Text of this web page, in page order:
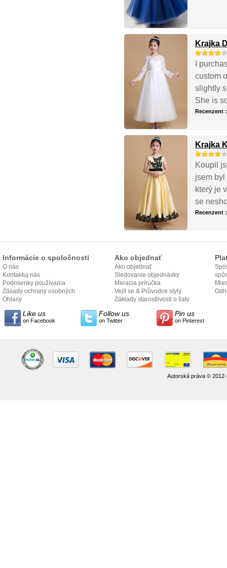
Krajka
I
custom
slightly
She is
Recenzent
Krajka
Koupil
jsem
který je
se
Recenzent
Informácie o spoločnosti
O nás
Kontaktuj nás
Podmienky používania
Zásady ochrany osobných
údajov
Ohlasy
Ako objednať
Ako objednať
Sledovanie objednávky
Meracia príručka
Vejít se & Průvodce styly
Základy starostlivosti o šaty
Like us
on Facebook
Follow us
on Twitter
Pin us
on Pinterest
Autorská práva ©